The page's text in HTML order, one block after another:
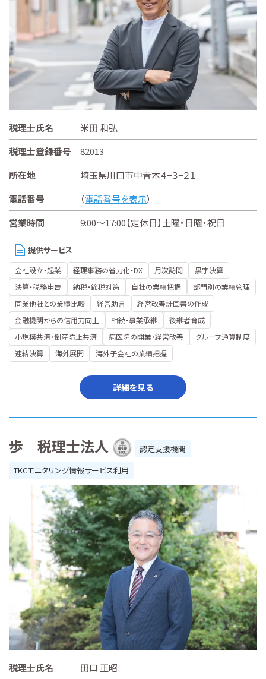
税理士氏名
米田 和弘
税理士登録番号
82013
所在地
埼玉県川口市中青木４−３−２１
電話番号
（電話番号を表示）
営業時間
9:00～17:00【定休日】土曜・日曜・祝日
提供サービス
会社設立・起業 経理事務の省力化・DX 月次訪問
黒字決算
決算・税務申告
納税・節税対策 自社の業績把握
部門別の業績管理
同業他社との業績比較
経営助言
経営改善計画書の作成
金融機関からの信用力向上
相続・事業承継
後継者育成
小規模共済・倒産防止共済
病医院の開業・経営改善
グループ通算制度
連結決算
海外展開 海外子会社の業績把握
詳細を見る
歩 税理士法人
認定支援機関
TKCモニタリング情報サービス利用
税理士氏名 田口 正昭